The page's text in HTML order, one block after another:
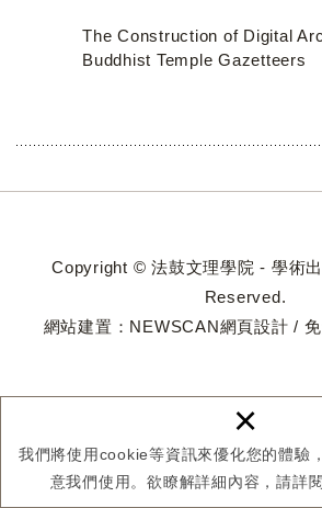
我們將使用cookie等資訊來優化您的體驗
意我們使用。欲瞭解詳細內容，請詳閱
×
The Construction of Digital
Buddhist Temple Gazetteers
Copyright © 法鼓文理學院 - 學術
Reserved.
網站建置： NEWSCAN網頁設計 /